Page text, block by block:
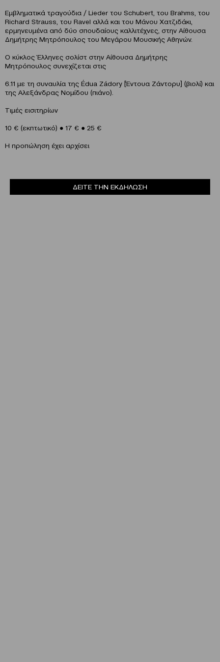
Εμβληματικά τραγούδια / Lieder του Schubert, του Brahms, του
Richard Strauss, του Ravel αλλά και του Μάνου Χατζιδάκι,
ερμηνευμένα από δύο σπουδαίους καλλιτέχνες, στην Αίθουσα
Δημήτρης Μητρόπουλος του Μεγάρου Μουσικής Αθηνών.
Ο κύκλος Έλληνες σολίστ στην Αίθουσα Δημήτρης
Μητρόπουλος συνεχίζεται στις
6.11 με τη συναυλία της Édua Zádory [Έντουα Ζάντορυ] (βιολί) και
της Αλεξάνδρας Νομίδου (πιάνο).
Τιμές εισιτηρίων
10 € (εκπτωτικό) ● 17 € ● 25 €
Η προπώληση έχει αρχίσει
ΔΕΙΤΕ ΤΗΝ ΕΚΔΗΛΩΣΗ